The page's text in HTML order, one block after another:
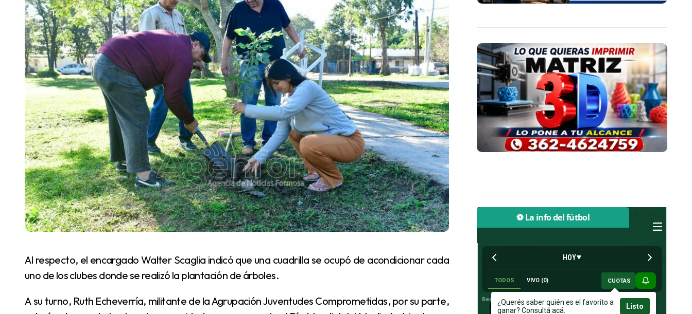
Al respecto, el encargado Walter Scaglia indicó que una cuadrilla se ocupó de acondicionar cada
uno de los clubes donde se realizó la plantación de árboles.
A su turno, Ruth Echeverría, militante de la Agrupación Juventudes Comprometidas, por su parte,
⚽ La info del fútbol